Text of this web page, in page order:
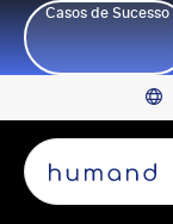
Casos de Sucesso